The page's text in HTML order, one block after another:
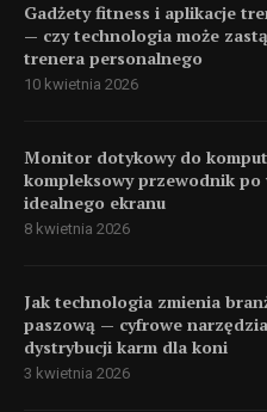
Gadżety fitness i aplikacje
— czy technologia może
trenera personalnego
10 kwietnia 2026
Monitor dotykowy do
kompleksowy przewodnik po
idealnego ekranu
8 kwietnia 2026
Jak technologia zmienia
paszową — cyfrowe
dystrybucji karm dla koni
3 kwietnia 2026